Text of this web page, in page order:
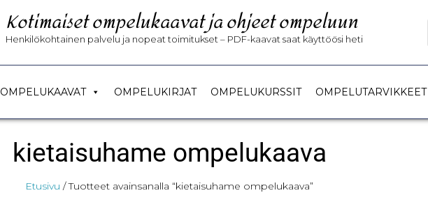
Kotimaiset ompelukaavat ja ohjeet ompeluun
Henkilökohtainen palvelu ja nopeat toimitukset – PDF-kaavat saat käyttöösi heti
OMPELUKAAVAT OMPELUKIRJAT OMPELUKURSSIT OMPELUTARVIKKEET
kietaisuhame ompelukaava
Etusivu / Tuotteet avainsanalla “kietaisuhame ompelukaava”